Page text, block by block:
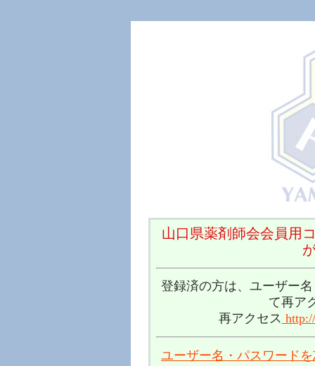
山口県薬剤師会会員用
登録済の方は、ユーザー
て再ア
再アクセス
ユーザー名・パスワード